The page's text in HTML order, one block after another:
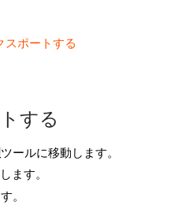
スポートする
する
ツールに移動します。
ます。
。